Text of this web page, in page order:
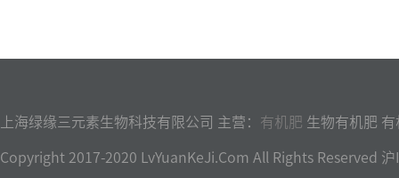
上海绿缘三元素生物科技有限公司 主营： 有机肥 生物有机肥
Copyright 2017-2020 LvYuanKeJi.Com All Rights Reserved